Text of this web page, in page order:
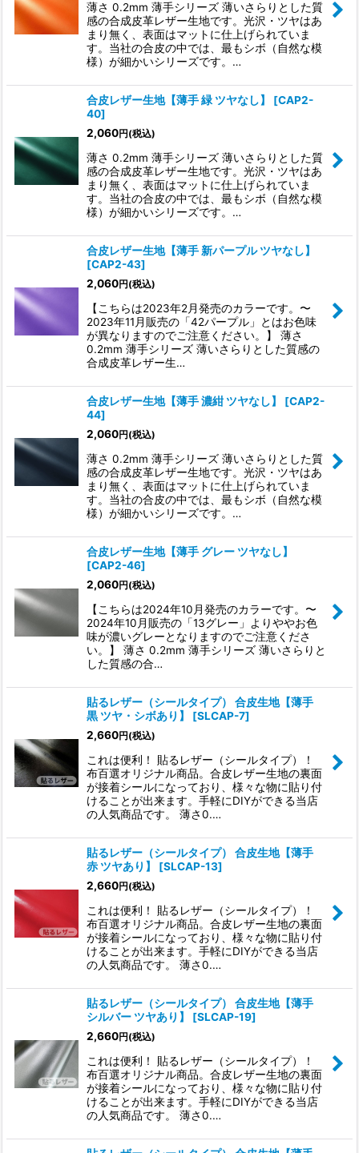
薄さ 0.2mm 薄手シリーズ 薄いさらりとした質
感の合成皮革レザー生地です。光沢・ツヤはあ
まり無く、表面はマットに仕上げられていま
す。当社の合皮の中では、最もシボ（自然な模
様）が細かいシリーズです。…
合皮レザー生地【薄手 緑 ツヤなし】 [CAP2-
40]
2,060円 (税込)
薄さ 0.2mm 薄手シリーズ 薄いさらりとした質
感の合成皮革レザー生地です。光沢・ツヤはあ
まり無く、表面はマットに仕上げられていま
す。当社の合皮の中では、最もシボ（自然な模
様）が細かいシリーズです。…
合皮レザー生地【薄手 新パープル ツヤなし】
[CAP2-43]
2,060円 (税込)
【こちらは2023年2月発売のカラーです。〜
2023年11月販売の「42パープル」とはお色味
が異なりますのでご注意ください。】 薄さ
0.2mm 薄手シリーズ 薄いさらりとした質感の
合成皮革レザー生…
合皮レザー生地【薄手 濃紺 ツヤなし】 [CAP2-
44]
2,060円 (税込)
薄さ 0.2mm 薄手シリーズ 薄いさらりとした質
感の合成皮革レザー生地です。光沢・ツヤはあ
まり無く、表面はマットに仕上げられていま
す。当社の合皮の中では、最もシボ（自然な模
様）が細かいシリーズです。…
合皮レザー生地【薄手 グレー ツヤなし】
[CAP2-46]
2,060円 (税込)
【こちらは2024年10月発売のカラーです。〜
2024年10月販売の「13グレー」よりややお色
味が濃いグレーとなりますのでご注意くださ
い。】 薄さ 0.2mm 薄手シリーズ 薄いさらりと
した質感の合…
貼るレザー（シールタイプ） 合皮生地【薄手
黒 ツヤ・シボあり】
[SLCAP-7]
2,660円 (税込)
これは便利！ 貼るレザー（シールタイプ）！
布百選オリジナル商品。合皮レザー生地の裏面
が接着シールになっており、様々な物に貼り付
けることが出来ます。手軽にDIYができる当店
の人気商品です。 薄さ0.…
貼るレザー（シールタイプ） 合皮生地【薄手
赤 ツヤあり】
[SLCAP-13]
2,660円 (税込)
これは便利！ 貼るレザー（シールタイプ）！
布百選オリジナル商品。合皮レザー生地の裏面
が接着シールになっており、様々な物に貼り付
けることが出来ます。手軽にDIYができる当店
の人気商品です。 薄さ0.…
貼るレザー（シールタイプ） 合皮生地【薄手
シルバー ツヤあり】
[SLCAP-19]
2,660円 (税込)
これは便利！ 貼るレザー（シールタイプ）！
布百選オリジナル商品。合皮レザー生地の裏面
が接着シールになっており、様々な物に貼り付
けることが出来ます。手軽にDIYができる当店
の人気商品です。 薄さ0.…